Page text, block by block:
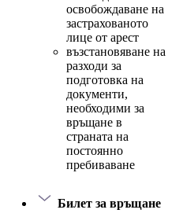
освобождаване на
застрахованото
лице от арест
възстановяване на
разходи за
подготовка на
документи,
необходими за
връщане в
страната на
постоянно
пребиваване
Билет за връщане